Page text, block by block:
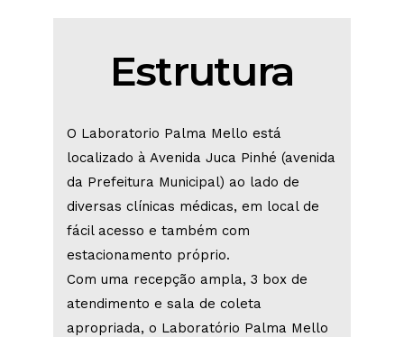
Estrutura
O Laboratorio Palma Mello está
localizado à Avenida Juca Pinhé (avenida
da Prefeitura Municipal) ao lado de
diversas clínicas médicas, em local de
fácil acesso e também com
estacionamento próprio.
Com uma recepção ampla, 3 box de
atendimento e sala de coleta
apropriada, o Laboratório Palma Mello